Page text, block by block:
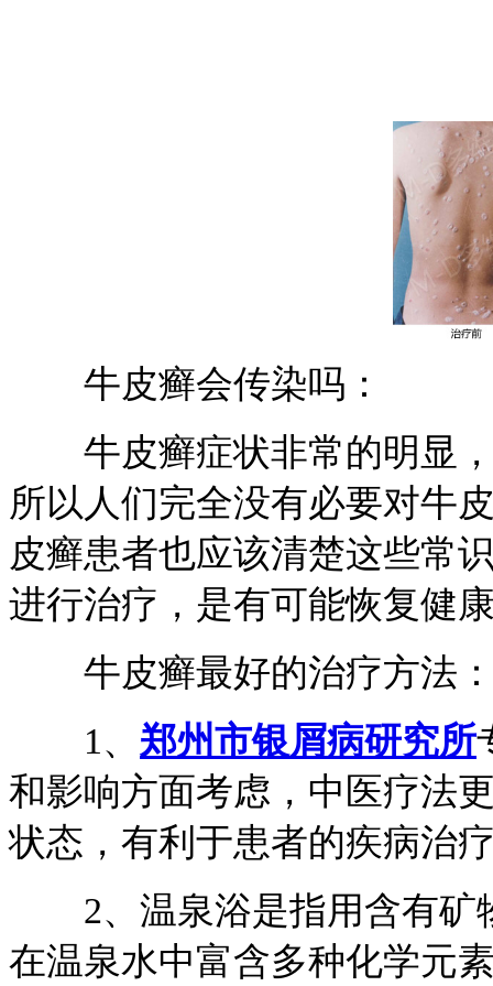
牛皮癣会传染吗：
牛皮癣症状非常的明显，
所以人们完全没有必要对牛
皮癣患者也应该清楚这些常
进行治疗，是有可能恢复健
牛皮癣最好的治疗方法
1、 郑州市银屑病研究所
和影响方面考虑，中医疗法
状态，有利于患者的疾病治
2、温泉浴是指用含有矿
在温泉水中富含多种化学元